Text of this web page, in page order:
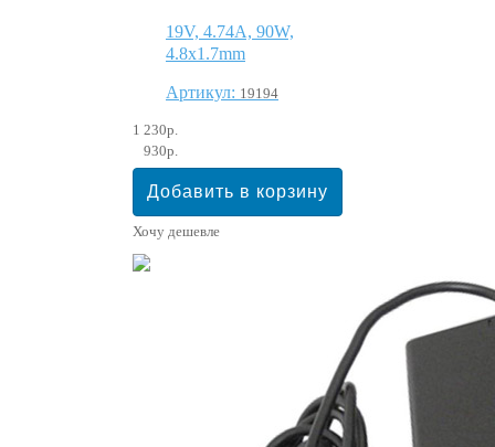
19V, 4.74A, 90W,
4.8х1.7mm
Артикул: 19194
1 230р.
930р.
Хочу дешевле